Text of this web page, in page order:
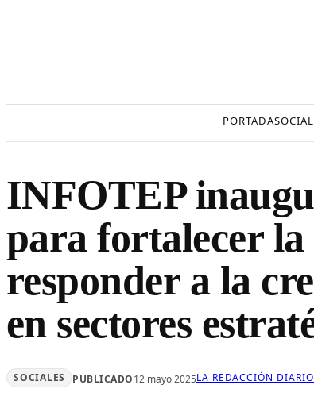
PORTADA
INFOTEP
para fortalecer
responder a la
en sectores
SOCIALES PUBLICADO12 mayo 2025LA REDACCIÓN